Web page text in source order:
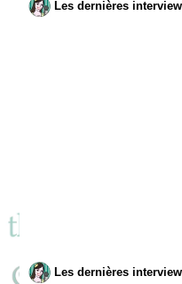
Les dernières
Les dernières